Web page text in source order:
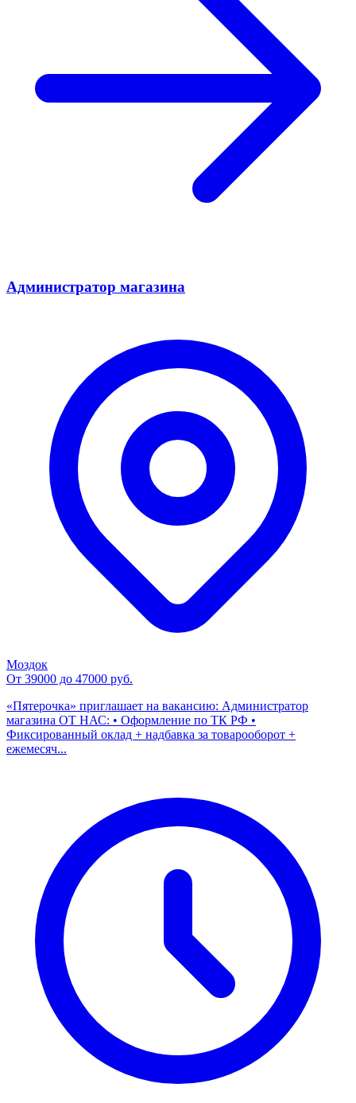
Администратор магазина
Моздок
От 39000 до 47000 руб.
«Пятерочка» приглашает на вакансию: Администратор
магазина ОТ НАС: • Оформление по ТК РФ •
Фиксированный оклад + надбавка за товарооборот +
ежемесяч...